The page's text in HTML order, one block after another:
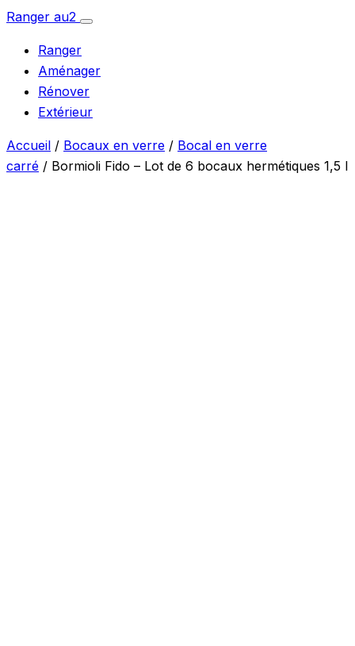
Aller
contenu
Ranger au2
Ouvrir
Ranger
Aménager
Rénover
Extérieur
Accueil / Bocaux en verre / Bocal en verre
carré / Bormioli Fido – Lot de 6 bocaux hermétiques 1,5 l